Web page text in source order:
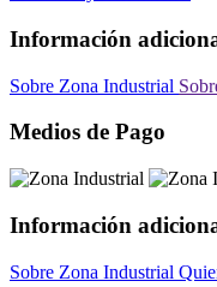
Información
Sobre Zona Industrial
Medios de Pago
Información
Sobre Zona Industrial